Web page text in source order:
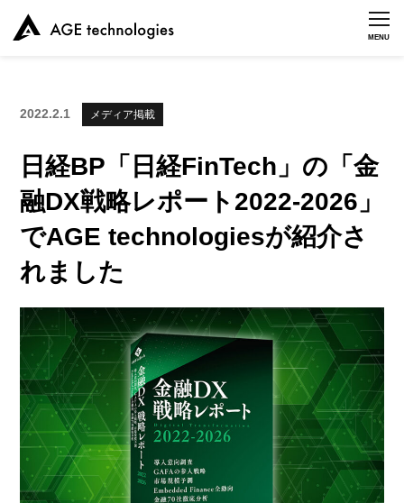
MENU
2022.2.1 メディア掲載
日経BP「日経FinTech」の「金
融DX戦略レポート2022-2026」
でAGE technologiesが紹介さ
れました